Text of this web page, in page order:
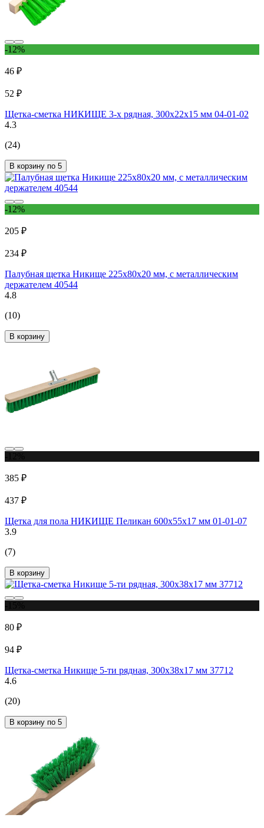
-12%
46 ₽
52 ₽
Щетка-сметка НИКИЩЕ 3-х рядная, 300х22х15 мм 04-01-02
4.3
(24)
В корзину по 5
-12%
205 ₽
234 ₽
Палубная щетка Никище 225x80x20 мм, с металлическим
держателем 40544
4.8
(10)
В корзину
385 ₽
437 ₽
Щетка для пола НИКИЩЕ Пеликан 600х55х17 мм 01-01-07
3.9
(7)
В корзину
80 ₽
94 ₽
Щетка-сметка Никище 5-ти рядная, 300x38x17 мм 37712
4.6
(20)
В корзину по 5